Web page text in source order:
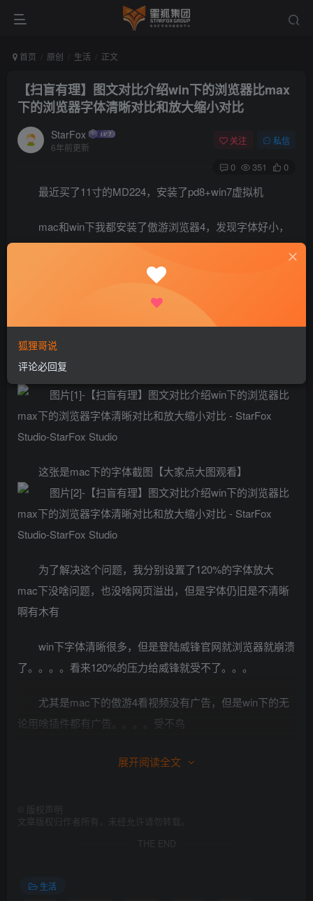
首页 原创 生活 正文
【扫盲有理】图文对比介绍win下的浏览器比max
下的浏览器字体清晰对比和放大缩小对比
StarFox
6年前更新
关注 私信
0 351 0
最近买了11寸的MD224，安装了pd8+win7虚拟机
mac和win下我都安装了傲游浏览器4，发现字体好小，
离开太远就看不清楚了
尤其是我看惯了我的MC975，再看这个MD224上的字
不过这个买来本来就是为了弥补ipad不能办公的缺点
大家看看这张是win下的字体截图
这张是mac下的字体截图【大家点大图观看】
为了解决这个问题，我分别设置了120%的字体放大
mac下没啥问题，也没啥网页溢出，但是字体仍旧是不清晰
啊有木有
win下字体清晰很多，但是登陆威锋官网就浏览器就崩溃
了。。。。看来120%的压力给威锋就受不了。。。
尤其是mac下的傲游4看视频没有广告，但是win下的无
论用啥插件都有广告。。。。受不鸟
展开阅读全文
版权声明
文章版权归作者所有，未经允许请勿转载。
THE END
生活
狐狸哥说
评论必回复